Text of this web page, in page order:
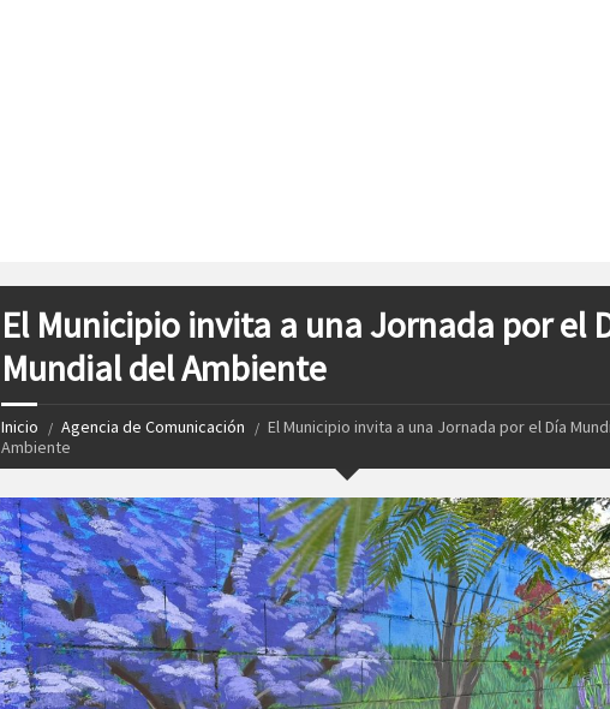
El Municipio invita a una Jornada por el
Mundial del Ambiente
Inicio Agencia de Comunicación
El Municipio invita a una Jornada por el Día
Ambiente